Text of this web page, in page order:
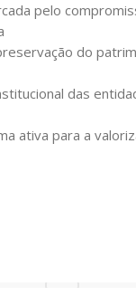
pelo
do
das
ativa para a